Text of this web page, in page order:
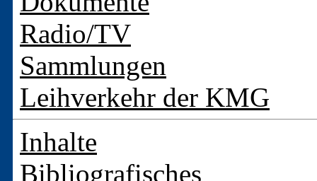
Radio/TV
Sammlungen
Leihverkehr der KMG
Inhalte
Bibliografisches